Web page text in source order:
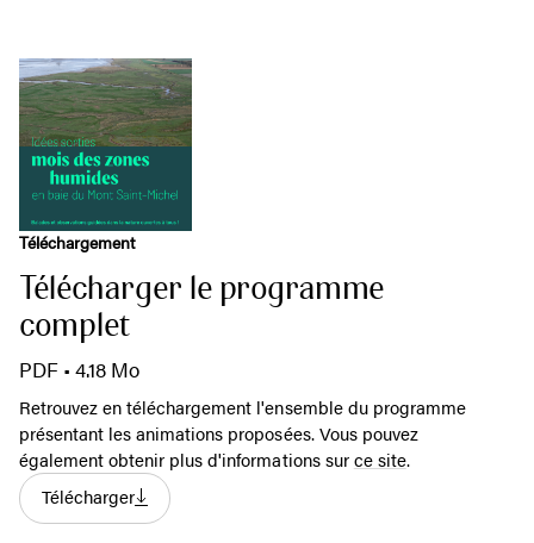
Téléchargement
Télécharger le programme
complet
PDF • 4.18 Mo
Retrouvez en téléchargement l'ensemble du programme
présentant les animations proposées. Vous pouvez
également obtenir plus d'informations surce site.
Télécharger